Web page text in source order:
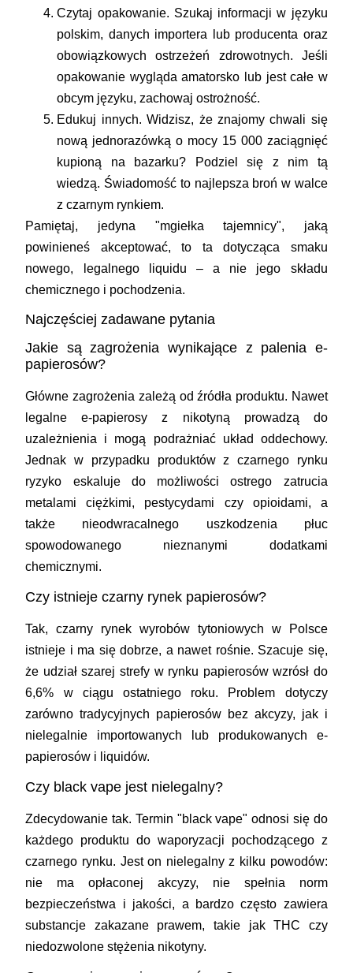
Czytaj opakowanie. Szukaj informacji w języku
polskim, danych importera lub producenta oraz
obowiązkowych ostrzeżeń zdrowotnych. Jeśli
opakowanie wygląda amatorsko lub jest całe w
obcym języku, zachowaj ostrożność.
Edukuj innych. Widzisz, że znajomy chwali się
nową jednorazówką o mocy 15 000 zaciągnięć
kupioną na bazarku? Podziel się z nim tą
wiedzą. Świadomość to najlepsza broń w walce
z czarnym rynkiem.
Pamiętaj, jedyna "mgiełka tajemnicy", jaką
powinieneś akceptować, to ta dotycząca smaku
nowego, legalnego liquidu – a nie jego składu
chemicznego i pochodzenia.
Najczęściej zadawane pytania
Jakie są zagrożenia wynikające z palenia e-
papierosów?
Główne zagrożenia zależą od źródła produktu. Nawet
legalne e-papierosy z nikotyną prowadzą do
uzależnienia i mogą podrażniać układ oddechowy.
Jednak w przypadku produktów z czarnego rynku
ryzyko eskaluje do możliwości ostrego zatrucia
metalami ciężkimi, pestycydami czy opioidami, a
także nieodwracalnego uszkodzenia płuc
spowodowanego nieznanymi dodatkami
chemicznymi.
Czy istnieje czarny rynek papierosów?
Tak, czarny rynek wyrobów tytoniowych w Polsce
istnieje i ma się dobrze, a nawet rośnie. Szacuje się,
że udział szarej strefy w rynku papierosów wzrósł do
6,6% w ciągu ostatniego roku. Problem dotyczy
zarówno tradycyjnych papierosów bez akcyzy, jak i
nielegalnie importowanych lub produkowanych e-
papierosów i liquidów.
Czy black vape jest nielegalny?
Zdecydowanie tak. Termin "black vape" odnosi się do
każdego produktu do waporyzacji pochodzącego z
czarnego rynku. Jest on nielegalny z kilku powodów:
nie ma opłaconej akcyzy, nie spełnia norm
bezpieczeństwa i jakości, a bardzo często zawiera
substancje zakazane prawem, takie jak THC czy
niedozwolone stężenia nikotyny.